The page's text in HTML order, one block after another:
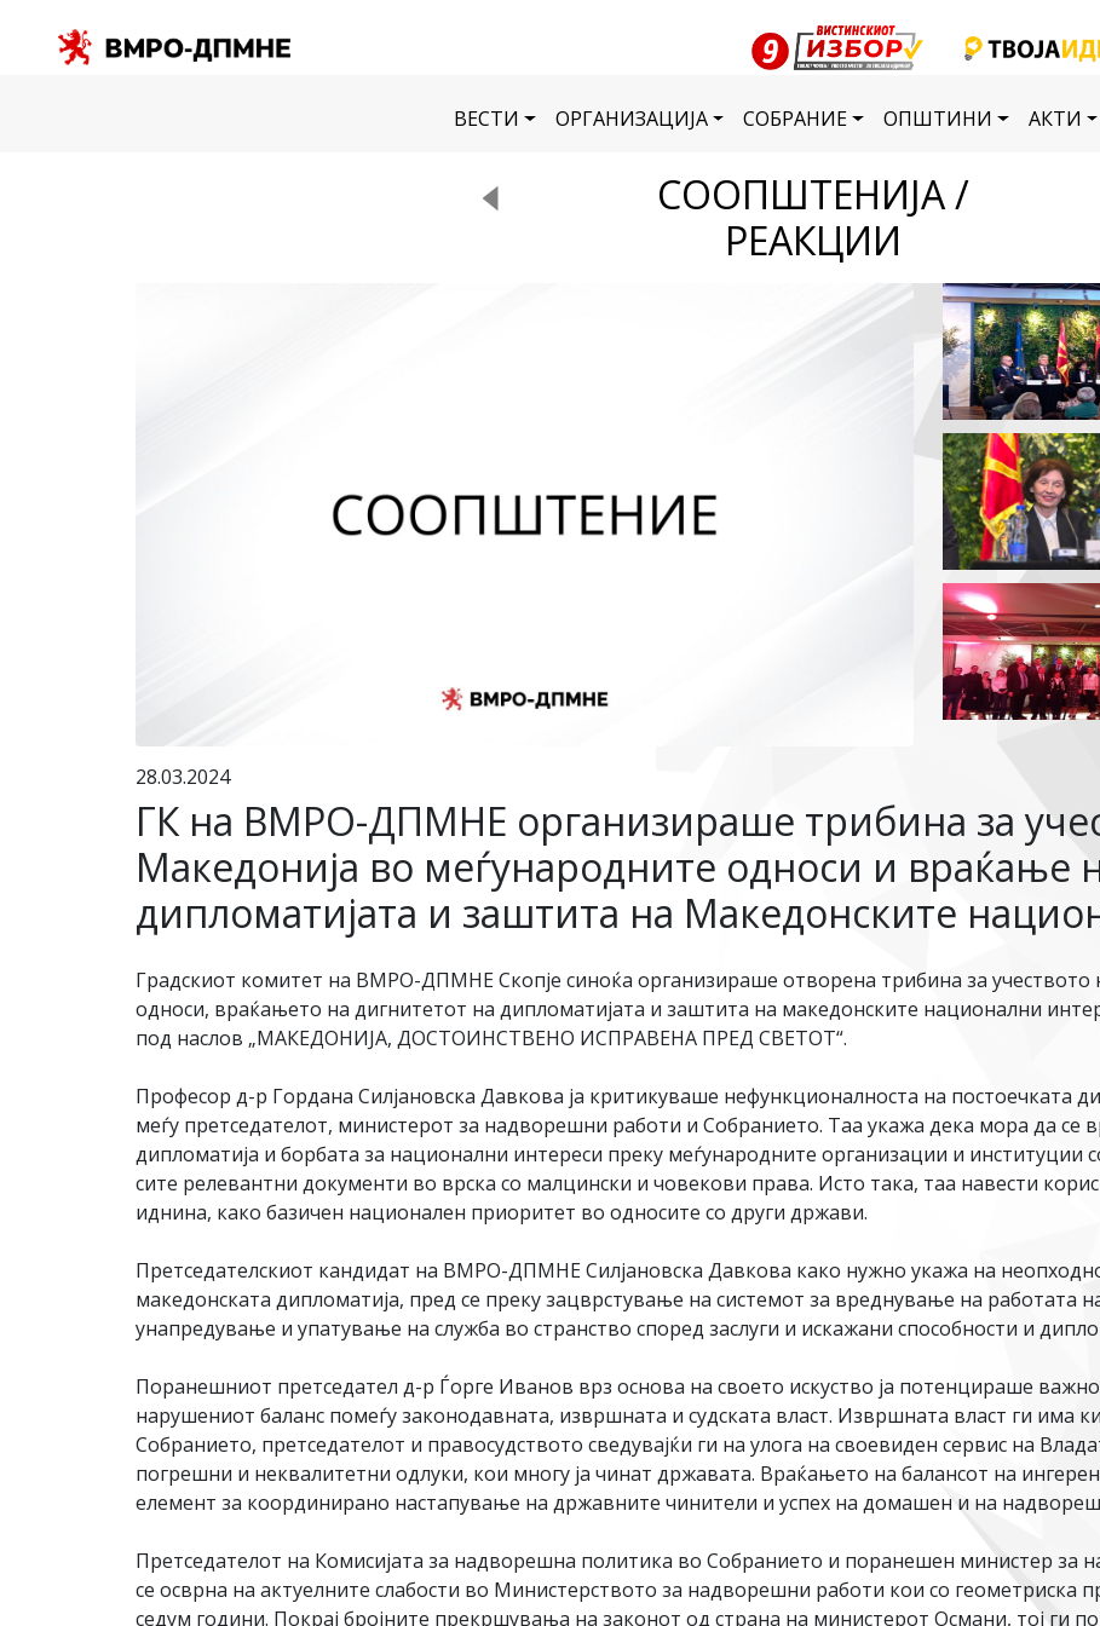
ВЕСТИ ОРГАНИЗАЦИЈА СОБРАНИЕ ОПШТИНИ АКТИ
СООПШТЕНИЈА /
РЕАКЦИИ
28.03.2024
ГК на ВМРО-ДПМНЕ организираше трибина за
Македонија во меѓународните односи и враќање
дипломатијата и заштита на Македонските
Градскиот комитет на ВМРО-ДПМНЕ Скопје синоќа организираше отворена трибина за учеството
односи, враќањето на дигнитетот на дипломатијата и заштита на македонските национални
под наслов „МАКЕДОНИЈА, ДОСТОИНСТВЕНО ИСПРАВЕНА ПРЕД СВЕТОТ“.
Професор д-р Гордана Силјановска Давкова ја критикуваше нефункционалноста на постоечката
меѓу претседателот, министерот за надворешни работи и Собранието. Таа укажа дека мора да се
дипломатија и борбата за национални интереси преку меѓународните организации и институции
сите релевантни документи во врска со малцински и човекови права. Исто така, таа навести
иднина, како базичен национален приоритет во односите со други држави.
Претседателскиот кандидат на ВМРО-ДПМНЕ Силјановска Давкова како нужно укажа на
македонската дипломатија, пред се преку зацврстување на системот за вреднување на работата
унапредување и упатување на служба во странство според заслуги и искажани способности и
Поранешниот претседател д-р Ѓорге Иванов врз основа на своето искуство ја потенцираше
нарушениот баланс помеѓу законодавната, извршната и судската власт. Извршната власт ги има
Собранието, претседателот и правосудството сведувајќи ги на улога на своевиден сервис на
погрешни и неквалитетни одлуки, кои многу ја чинат државата. Враќањето на балансот на
елемент за координирано настапување на државните чинители и успех на домашен и на
Претседателот на Комисијата за надворешна политика во Собранието и поранешен министер
се осврна на актуелните слабости во Министерството за надворешни работи кои со геометриска
седум години. Покрај бројните прекршувања на законот од страна на министерот Османи, тој ги